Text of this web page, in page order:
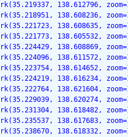
138.612796,
138.608236,
138.608635,
138.605532,
138.608869,
138.611572,
138.614652,
138.616234,
138.621604,
138.620274,
138.618482,
138.617683,
138.618332,